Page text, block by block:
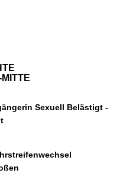
Sexuell Belästigt -